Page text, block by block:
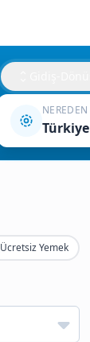
NEREDEN
Türkiye
Ücretsiz Yemek